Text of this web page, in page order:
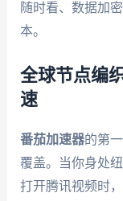
随时看、数据加
本。
全球节点编
速
番茄加速器的第
覆盖。当你身处
打开腾讯视频时